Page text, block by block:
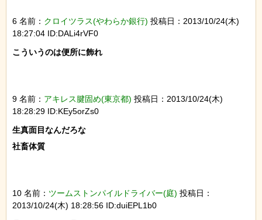
6 名前： クロイツラス(やわらか銀行) 投稿日：2013/10/24(木)
18:27:04 ID:DALi4rVF0
こういうのは便所に飾れ
9 名前： アキレス腱固め(東京都) 投稿日：2013/10/24(木)
18:28:29 ID:KEy5orZs0
生真面目なんだろな
社畜体質
10 名前： ツームストンパイルドライバー(庭) 投稿日：
2013/10/24(木) 18:28:56 ID:duiEPL1b0